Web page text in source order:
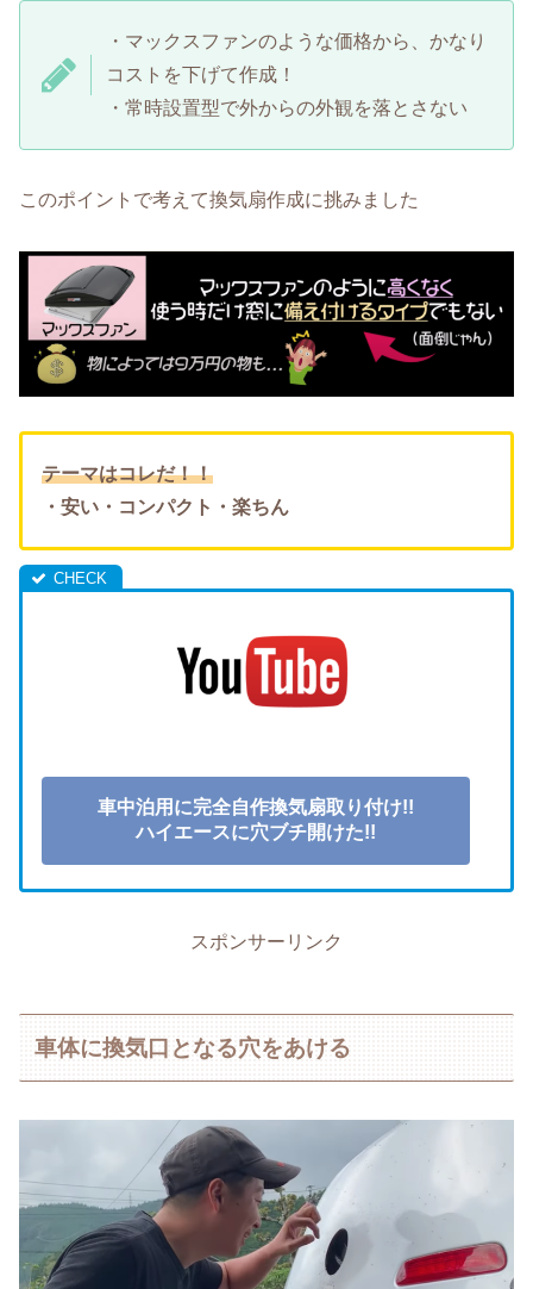
・マックスファンのような価格から、かなり
コストを下げて作成！
・常時設置型で外からの外観を落とさない
このポイントで考えて換気扇作成に挑みました
テーマはコレだ！！
・安い・コンパクト・楽ちん
車中泊用に完全自作換気扇取り付け!!
ハイエースに穴ブチ開けた!!
スポンサーリンク
車体に換気口となる穴をあける